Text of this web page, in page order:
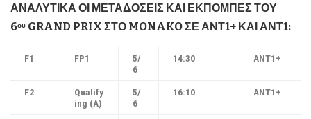
ΑΝΑΛΥΤΙΚΑ ΟΙ ΜΕΤΑΔΟΣΕΙΣ ΚΑΙ ΕΚΠΟΜΠΕΣ ΤΟΥ
6ου GRAND PRIX ΣΤΟ MONAKOΣΕ ΑΝΤ1+ ΚΑΙ ΑΝΤ1:
F1 FP1
5/
6
14:30 ANT1+
F2
Qualify
ing (Α)
5/
6
16:10 ANT1+